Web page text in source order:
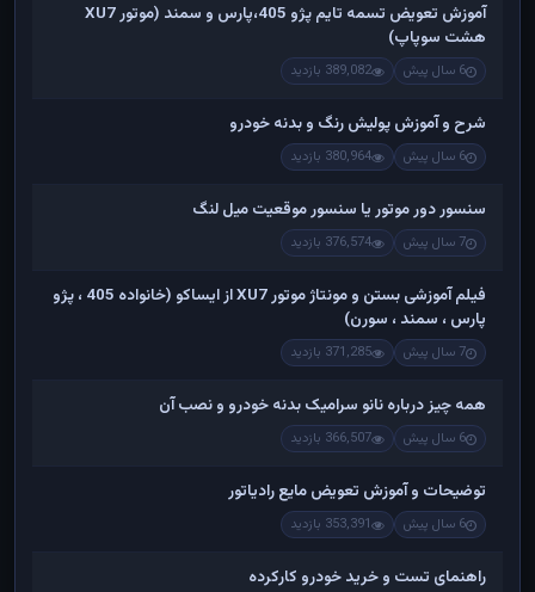
آموزش تعویض تسمه تایم پژو 405،پارس و سمند (موتور XU7
هشت سوپاپ)
6 سال پیش 389,082 بازدید
شرح و آموزش پولیش رنگ و بدنه خودرو
6 سال پیش 380,964 بازدید
سنسور دور موتور یا سنسور موقعیت میل لنگ
7 سال پیش 376,574 بازدید
فیلم آموزشی بستن و مونتاژ موتور XU7 از ایساکو (خانواده 405 ، پژو
پارس ، سمند ، سورن)
7 سال پیش 371,285 بازدید
همه چیز درباره نانو سرامیک بدنه خودرو و نصب آن
6 سال پیش 366,507 بازدید
توضیحات و آموزش تعویض مایع رادیاتور
6 سال پیش 353,391 بازدید
راهنمای تست و خريد خودرو کارکرده